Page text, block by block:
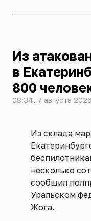
Из
в
800
08:34, 7 августа 2026
Из склада
несколько
сообщил
Уральском
Жога.